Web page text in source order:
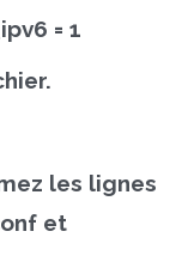
= 1
les lignes
et